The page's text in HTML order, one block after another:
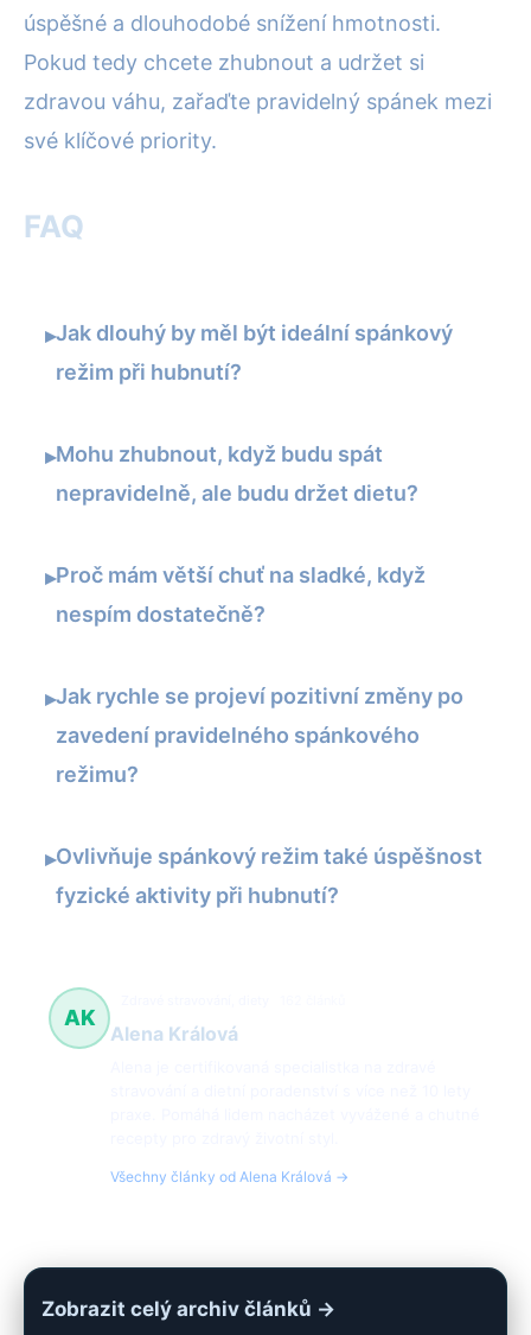
úspěšné a dlouhodobé snížení hmotnosti.
Pokud tedy chcete zhubnout a udržet si
zdravou váhu, zařaďte pravidelný spánek mezi
své klíčové priority.
FAQ
▸Jak dlouhý by měl být ideální spánkový
režim při hubnutí?
▸Mohu zhubnout, když budu spát
nepravidelně, ale budu držet dietu?
▸Proč mám větší chuť na sladké, když
nespím dostatečně?
▸Jak rychle se projeví pozitivní změny po
zavedení pravidelného spánkového
režimu?
▸Ovlivňuje spánkový režim také úspěšnost
fyzické aktivity při hubnutí?
AK
Alena Králová
Všechny články od Alena Králová →
Zobrazit celý archiv článků →